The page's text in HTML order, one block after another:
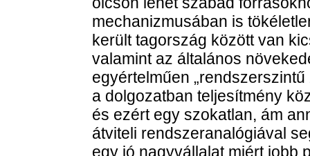
mechanizmusában is
került tagország között van
valamint az általános
egyértelműen
a dolgozatban teljesítmény
és ezért egy szokatlan, ám
átviteli rendszeranalógiával
egy jó nagyvállalat miért jobb